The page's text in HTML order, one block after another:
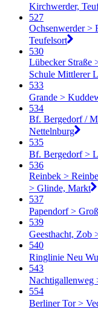
Kirchwerder,
527
Ochsenwerder >
Teufelsort
530
Lübecker Straße
Schule Mittlerer
533
Grande >
534
Bf. Bergedorf /
Nettelnburg
535
Bf. Bergedorf >
536
Reinbek >
> Glinde, Markt
537
Papendorf >
539
Geesthacht, Zob
540
Ringlinie Neu
543
Nachtigallenweg
554
Berliner Tor >